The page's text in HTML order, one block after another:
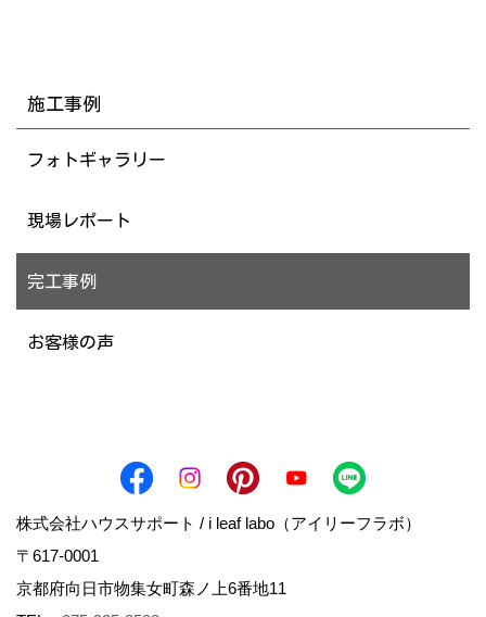
施工事例
フォトギャラリー
現場レポート
完工事例
お客様の声
株式会社ハウスサポート / i leaf labo（アイリーフラボ）
〒617-0001
京都府向日市物集女町森ノ上6番地11